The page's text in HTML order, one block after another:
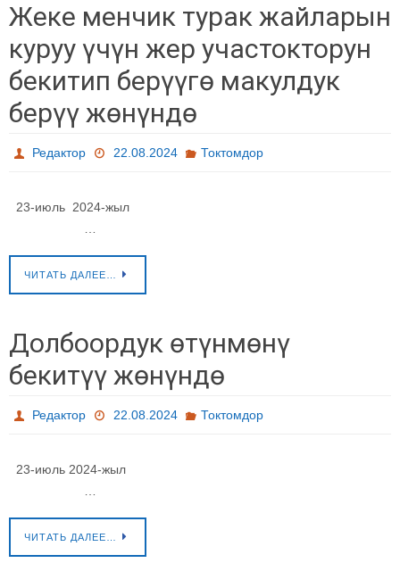
Жеке менчик турак жайларын
куруу үчүн жер участокторун
бекитип берүүгө макулдук
берүү жөнүндө
Редактор 22.08.2024 Токтомдор
23-июль 2024-жыл
…
ЧИТАТЬ ДАЛЕЕ…
Долбоордук өтүнмөнү
бекитүү жөнүндө
Редактор 22.08.2024 Токтомдор
23-июль 2024-жыл
ЧИТАТЬ ДАЛЕЕ…